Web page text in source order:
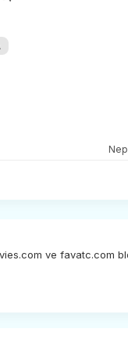
ve favatc.com